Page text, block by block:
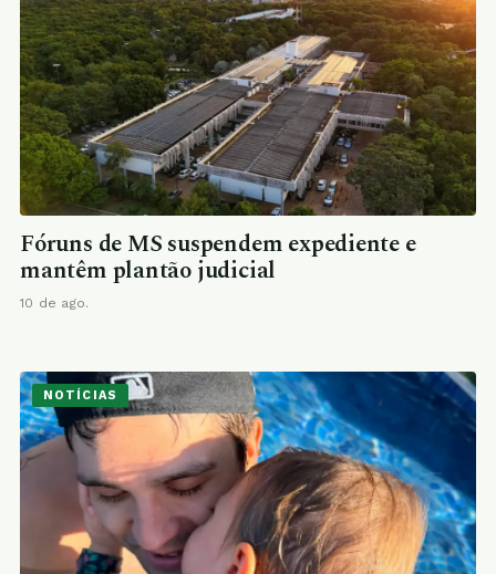
Fóruns de MS suspendem expediente e
mantêm plantão judicial
10 de ago.
NOTÍCIAS